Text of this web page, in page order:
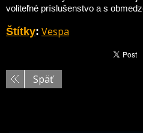
voliteľné príslušenstvo a s
Štítky: Vespa
Späť